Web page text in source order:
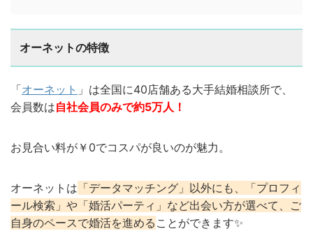
オーネットの特徴
「オーネット 」は全国に40店舗ある大手結婚相談所で、
会員数は自社会員のみで約5万人！
お見合い料が￥0でコスパが良いのが魅力。
オーネットは 「データマッチング」以外にも、「プロフィ
ール検索」や「婚活パーティ」など出会い方が選べて、ご
自身のペースで婚活を進める ことができます✨